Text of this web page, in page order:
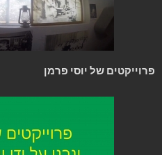
פרוייקטים של יוסי פרמן